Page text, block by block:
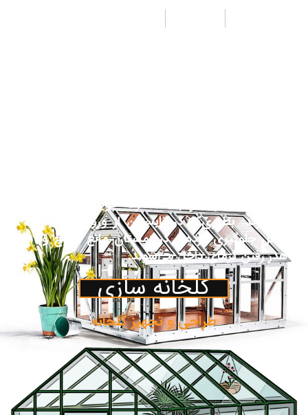
برای شیشه بوده و باعث صرفه جویی در انرژی
می‌شوند. بطوری‌که در تابستان از ورود گرما به
داخل جلوگیری کرده و در زمستان مانع خروج و
هدر رفتن گرمای داخل می‌شوند.
گلخانه سازی
طراحی و تجهیز گلخانه